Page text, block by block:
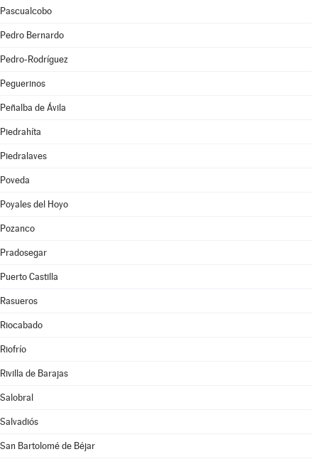
Pascualcobo
Pedro Bernardo
Pedro-Rodríguez
Peguerinos
Peñalba de Ávila
Piedrahíta
Piedralaves
Poveda
Poyales del Hoyo
Pozanco
Pradosegar
Puerto Castilla
Rasueros
Riocabado
Riofrío
Rivilla de Barajas
Salobral
Salvadiós
San Bartolomé de Béjar